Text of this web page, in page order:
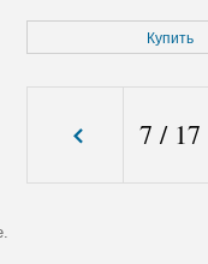
Купить
7 / 17